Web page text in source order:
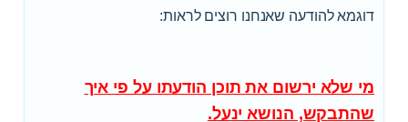
דוגמא להודעה שאנחנו רוצים לראות:
מי שלא ירשום את תוכן הודעתו על פי איך
שהתבקש, הנושא ינעל.